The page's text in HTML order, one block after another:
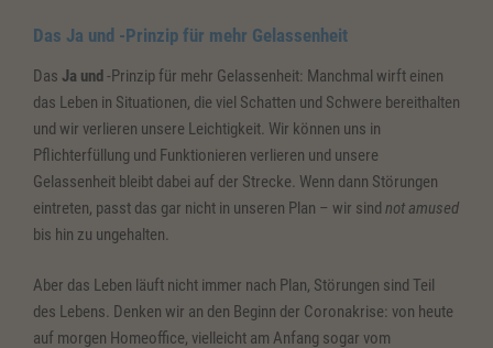
Das Ja und -Prinzip für mehr Gelassenheit
Das Ja und-Prinzip für mehr Gelassenheit: Manchmal wirft einen
das Leben in Situationen, die viel Schatten und Schwere bereithalten
und wir verlieren unsere Leichtigkeit. Wir können uns in
Pflichterfüllung und Funktionieren verlieren und unsere
Gelassenheit bleibt dabei auf der Strecke. Wenn dann Störungen
eintreten, passt das gar nicht in unseren Plan – wir sind not amused
bis hin zu ungehalten.
Aber das Leben läuft nicht immer nach Plan, Störungen sind Teil
des Lebens. Denken wir an den Beginn der Coronakrise: von heute
auf morgen Homeoffice, vielleicht am Anfang sogar vom